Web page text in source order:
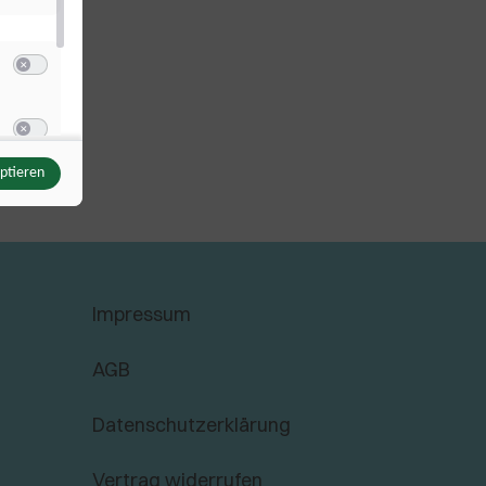
Impressum
AGB
Datenschutzerklärung
Vertrag widerrufen
zu Vimeo
YouTube
Switch zum Einwilligen bzw. Ablehnen des Dienstes YouTube